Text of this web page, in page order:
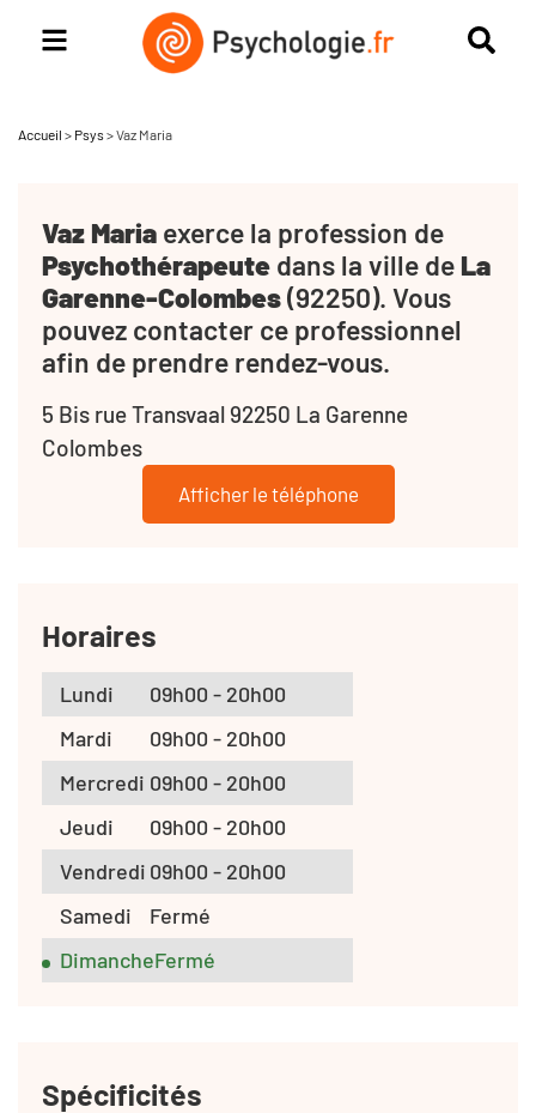
Accueil > Psys >Vaz Maria
Vaz Maria exerce la profession de
Psychothérapeute dans la ville de La
Garenne-Colombes(92250). Vous
pouvez contacter ce professionnel
afin de prendre rendez-vous.
5 Bis rue Transvaal 92250 La Garenne
Colombes
Afficher le téléphone
Horaires
Lundi
09h00 - 20h00
Mardi
09h00 - 20h00
Mercredi 09h00 - 20h00
Jeudi
09h00 - 20h00
Vendredi 09h00 - 20h00
Samedi
Fermé
DimancheFermé
Spécificités